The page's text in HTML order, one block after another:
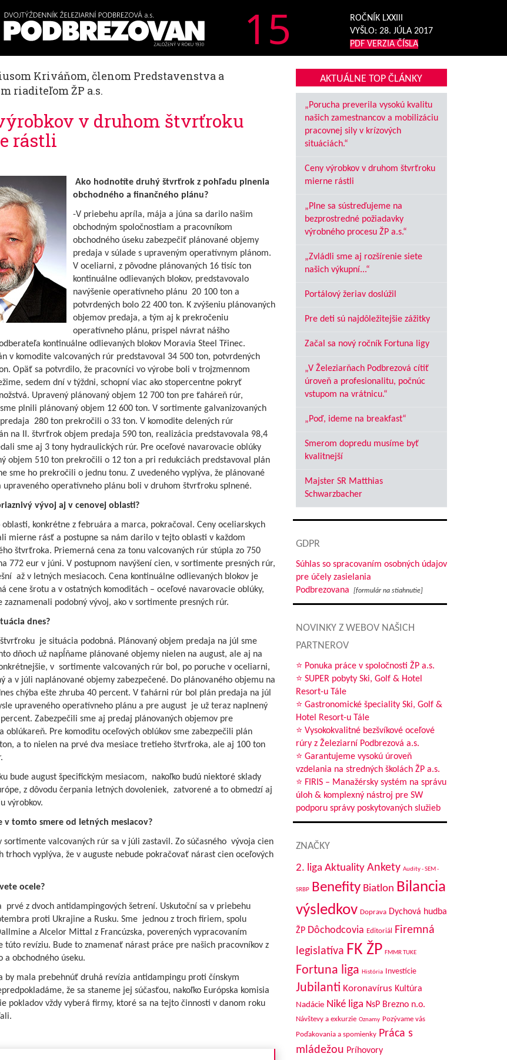
15
ROČNÍK LXXIII
VYŠLO: 28. JÚLA 2017
PDF VERZIA ČÍSLA
Kriváňom, členom Predstavenstva a
riaditeľom ŽP a.s.
v druhom štvrťroku
rástli
Ako hodnotíte druhý štvrťrok z pohľadu plnenia
obchodného a finančného plánu?
-V priebehu apríla, mája a júna sa darilo našim
obchodným spoločnostiam a pracovníkom
obchodného úseku zabezpečiť plánované objemy
predaja v súlade s upraveným operatívnym plánom.
V oceliarni, z pôvodne plánovaných 16 tisíc ton
kontinuálne odlievaných blokov, predstavovalo
navýšenie operatívneho plánu 20 100 ton a
potvrdených bolo 22 400 ton. K zvýšeniu plánovaných
objemov predaja, a tým aj k prekročeniu
operatívneho plánu, prispel návrat nášho
kontinuálne odlievaných blokov Moravia Steel Třinec.
v komodite valcovaných rúr predstavoval 34 500 ton, potvrdených
Opäť sa potvrdilo, že pracovníci vo výrobe boli v trojzmennom
sedem dní v týždni, schopní viac ako stopercentne pokryť
Upravený plánovaný objem 12 700 ton pre ťaháreň rúr,
plnili plánovaný objem 12 600 ton. V sortimente galvanizovaných
280 ton prekročili o 33 ton. V komodite delených rúr
na II. štvrťrok objem predaja 590 ton, realizácia predstavovala 98,4
sme aj 3 tony hydraulických rúr. Pre oceľové navarovacie oblúky
objem 510 ton prekročili o 12 ton a pri redukciách predstavoval plán
sme ho prekročili o jednu tonu. Z uvedeného vyplýva, že plánované
upraveného operatívneho plánu boli v druhom štvrťroku splnené.
vývoj aj v cenovej oblasti?
konkrétne z februára a marca, pokračoval. Ceny oceliarskych
mierne rásť a postupne sa nám darilo v tejto oblasti v každom
štvrťroka. Priemerná cena za tonu valcovaných rúr stúpla zo 750
772 eur v júni. V postupnom navýšení cien, v sortimente presných rúr,
až v letných mesiacoch. Cena kontinuálne odlievaných blokov je
cene šrotu a v ostatných komoditách – oceľové navarovacie oblúky,
zaznamenali podobný vývoj, ako v sortimente presných rúr.
dnes?
je situácia podobná. Plánovaný objem predaja na júl sme
dňoch už napĺňame plánované objemy nielen na august, ale aj na
v sortimente valcovaných rúr bol, po poruche v oceliarni,
a v júli naplánované objemy zabezpečené. Do plánovaného objemu na
chýba ešte zhruba 40 percent. V ťahárni rúr bol plán predaja na júl
upraveného operatívneho plánu a pre august je už teraz naplnený
Zabezpečili sme aj predaj plánovaných objemov pre
oblúkareň. Pre komoditu oceľových oblúkov sme zabezpečili plán
a to nielen na prvé dva mesiace tretieho štvrťroka, ale aj 100 ton
bude august špecifickým mesiacom, nakoľko budú niektoré sklady
z dôvodu čerpania letných dovoleniek, zatvorené a to obmedzí aj
výrobkov.
v tomto smere od letných mesiacov?
sortimente valcovaných rúr sa v júli zastavil. Zo súčasného vývoja cien
trhoch vyplýva, že v auguste nebude pokračovať nárast cien oceľových
ocele?
prvé z dvoch antidampingových šetrení. Uskutoční sa v priebehu
proti Ukrajine a Rusku. Sme jednou z troch firiem, spolu
a Alcelor Mittal z Francúzska, poverených vypracovaním
túto revíziu. Bude to znamenať nárast práce pre našich pracovníkov z
a obchodného úseku.
by mala prebehnúť druhá revízia antidampingu proti čínskym
že sa staneme jej súčasťou, nakoľko Európska komisia
pokladov vždy vyberá firmy, ktoré sa na tejto činnosti v danom roku
AKTUÁLNE TOP ČLÁNKY
„Porucha preverila vysokú kvalitu
našich zamestnancov a mobilizáciu
pracovnej sily v krízových
situáciách.“
Ceny výrobkov v druhom štvrťroku
mierne rástli
„Plne sa sústreďujeme na
bezprostredné požiadavky
výrobného procesu ŽP a.s.“
„Zvládli sme aj rozšírenie siete
našich výkupní...“
Portálový žeriav doslúžil
Pre deti sú najdôležitejšie zážitky
Začal sa nový ročník Fortuna ligy
„V Železiarňach Podbrezová cítiť
úroveň a profesionalitu, počnúc
vstupom na vrátnicu.“
„Poď, ideme na breakfast“
Smerom dopredu musíme byť
kvalitnejší
Majster SR Matthias
Schwarzbacher
GDPR
Súhlas so spracovaním osobných údajov
pre účely zasielania
Podbrezovana
[formulár na stiahnutie]
NOVINKY Z WEBOV NAŠICH
PARTNEROV
⭐ Ponuka práce v spoločnosti ŽP a.s.
⭐ SUPER pobyty Ski, Golf & Hotel
Resort-u Tále
⭐ Gastronomické špeciality Ski, Golf &
Hotel Resort-u Tále
⭐ Vysokokvalitné bezšvíkové oceľové
rúry z Železiarní Podbrezová a.s.
⭐ Garantujeme vysokú úroveň
vzdelania na stredných školách ŽP a.s.
⭐ FIRIS – Manažérsky systém na správu
úloh & komplexný nástroj pre SW
podporu správy poskytovaných služieb
ZNAČKY
2. liga Aktuality Ankety Audity - SEM -
SRBP Benefity Biatlon Bilancia
výsledkov Doprava Dychová hudba
ŽP Dôchodcovia Editoriál
Firemná
legislatíva FK ŽP FMMR TUKE
Fortuna liga História Investície
Jubilanti Koronavírus Kultúra
Nadácie Niké liga NsP Brezno n.o.
Návštevy a exkurzie Oznamy Pozývame vás
Poďakovania a spomienky Práca s
mládežou Príhovory